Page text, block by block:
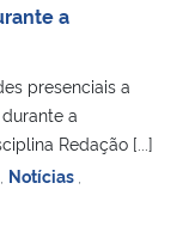
a
presenciais a
a
Redação [...]
Notícias